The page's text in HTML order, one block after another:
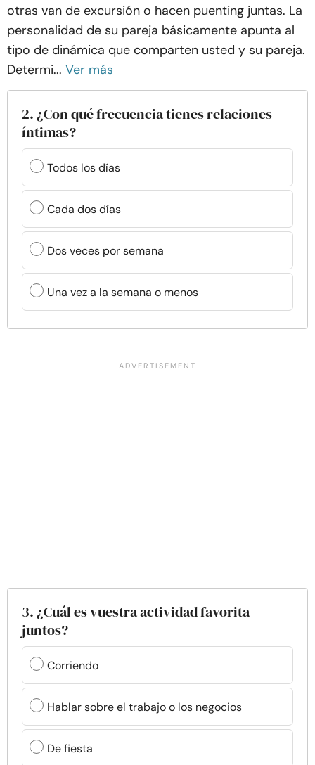
otras van de excursión o hacen puenting juntas. La
personalidad de su pareja básicamente apunta al
tipo de dinámica que comparten usted y su pareja.
Determi... Ver más
2. ¿Con qué frecuencia tienes relaciones
íntimas?
Todos los días
Cada dos días
Dos veces por semana
Una vez a la semana o menos
3. ¿Cuál es vuestra actividad favorita
juntos?
Corriendo
Hablar sobre el trabajo o los negocios
De fiesta